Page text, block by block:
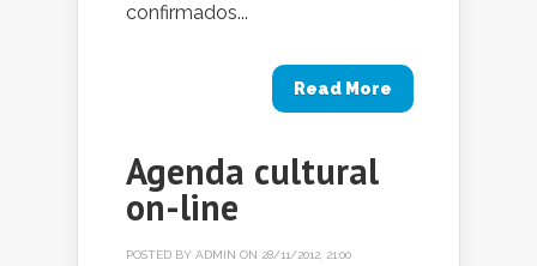
confirmados...
Read More
Agenda cultural
on-line
POSTED BY ADMIN ON 28/11/2012, 21:00